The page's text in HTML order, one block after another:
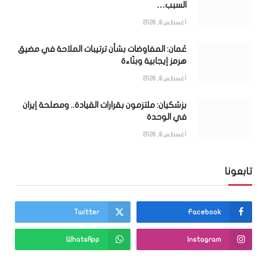
السبب…
أغسطس 8, 2026
عُمان: المفاوضات بشأن ترتيبات الملاحة في مضيق
هرمز إيجابية وبنّاءة
أغسطس 8, 2026
بزشكيان: ملتزمون بقرارات القيادة.. ومصلحة إيران
في الوحدة
أغسطس 8, 2026
تابعونا
Facebook
Twitter
Instagram
WhatsApp